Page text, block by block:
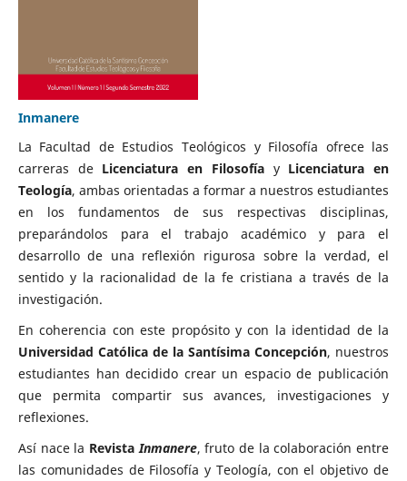
Inmanere
La Facultad de Estudios Teológicos y Filosofía ofrece las
carreras de Licenciatura en Filosofíay Licenciatura en
Teología, ambas orientadas a formar a nuestros estudiantes
en los fundamentos de sus respectivas disciplinas,
preparándolos para el trabajo académico y para el
desarrollo de una reflexión rigurosa sobre la verdad, el
sentido y la racionalidad de la fe cristiana a través de la
investigación.
En coherencia con este propósito y con la identidad de la
Universidad Católica de la Santísima Concepción, nuestros
estudiantes han decidido crear un espacio de publicación
que permita compartir sus avances, investigaciones y
reflexiones.
Así nace la Revista Inmanere, fruto de la colaboración entre
las comunidades de Filosofía y Teología, con el objetivo de